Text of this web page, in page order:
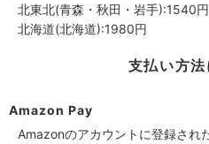
北東北(青森・秋田・岩手):1540円
北海道(北海道):1980円
支払い方
Amazon Pay
Amazonのアカウントに登録され